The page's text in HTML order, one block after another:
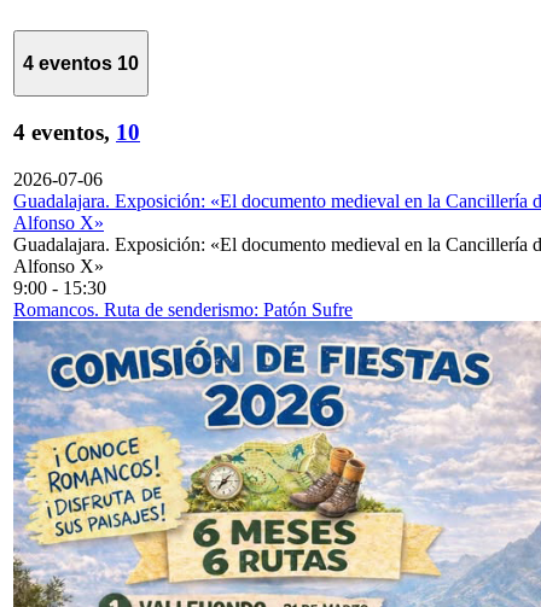
4 eventos 10
4 eventos, 10
2026-07-06
Guadalajara. Exposición: «El documento medieval en la Cancillería
Alfonso X»
Guadalajara. Exposición: «El documento medieval en la Cancillería
Alfonso X»
9:00 - 15:30
Romancos. Ruta de senderismo: Patón Sufre